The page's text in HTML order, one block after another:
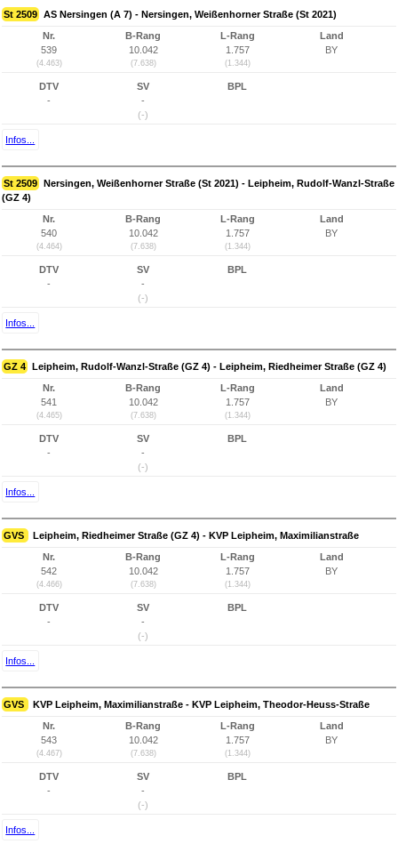
St 2509 AS Nersingen (A 7) - Nersingen, Weißenhorner Straße (St 2021)
Nr.
539
(4.463)
B-Rang
10.042
(7.638)
L-Rang
1.757
(1.344)
Land
BY
DTV
-
SV
-
(-)
BPL
Infos...
St 2509 Nersingen, Weißenhorner Straße (St 2021) - Leipheim, Rudolf-Wanzl-Straße
(GZ 4)
Nr.
540
(4.464)
B-Rang
10.042
(7.638)
L-Rang
1.757
(1.344)
Land
BY
DTV
-
SV
-
(-)
BPL
Infos...
GZ 4 Leipheim, Rudolf-Wanzl-Straße (GZ 4) - Leipheim, Riedheimer Straße (GZ 4)
Nr.
541
(4.465)
B-Rang
10.042
(7.638)
L-Rang
1.757
(1.344)
Land
BY
DTV
-
SV
-
(-)
BPL
Infos...
GVS Leipheim, Riedheimer Straße (GZ 4) - KVP Leipheim, Maximilianstraße
Nr.
542
(4.466)
B-Rang
10.042
(7.638)
L-Rang
1.757
(1.344)
Land
BY
DTV
-
SV
-
(-)
BPL
Infos...
GVS KVP Leipheim, Maximilianstraße - KVP Leipheim, Theodor-Heuss-Straße
Nr.
543
(4.467)
B-Rang
10.042
(7.638)
L-Rang
1.757
(1.344)
Land
BY
DTV
-
SV
-
(-)
BPL
Infos...